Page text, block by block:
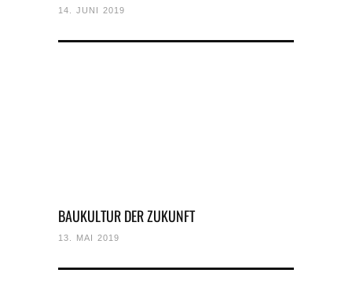
14. JUNI 2019
BAUKULTUR DER ZUKUNFT
13. MAI 2019